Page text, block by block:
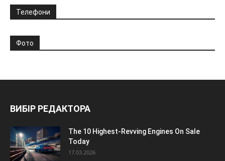
Телефони
Фото
ВИБІР РЕДАКТОРА
The 10 Highest-Revving Engines On Sale
Today
17.03.2026